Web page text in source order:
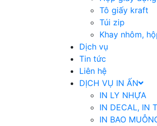
Tô giấy kraft
Túi zip
Khay nhôm,
Dịch vụ
Tin tức
Liên hệ
DỊCH VỤ IN ẤN
IN LY NHỰA
IN DECAL, IN
IN BAO